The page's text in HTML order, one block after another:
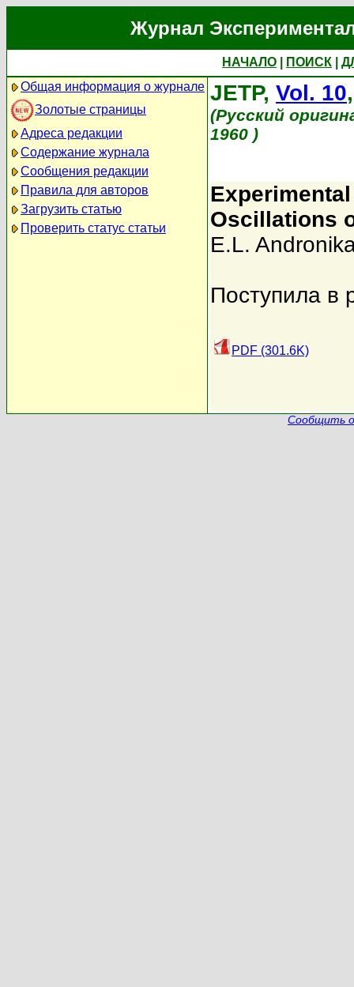
Журнал
НАЧАЛО ПОИСК
Общая информация о журнале
Золотые страницы
Адреса редакции
Содержание журнала
Сообщения редакции
Правила для авторов
Загрузить статью
Проверить статус статьи
JETP, Vol. 10
(Русский
1960 )
Oscillations
E.L.
Поступила в
PDF (301.6K)
Сообщить о